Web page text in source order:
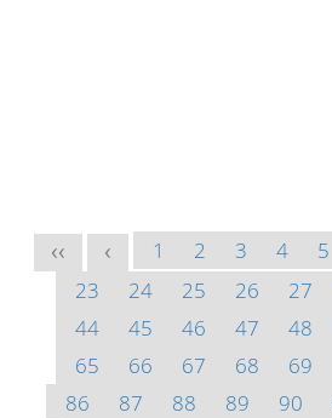
<< < 1 2 3 4 5
23
24 25 26 27
44
45 46 47 48
65
66 67 68 69
86
87 88 89 90